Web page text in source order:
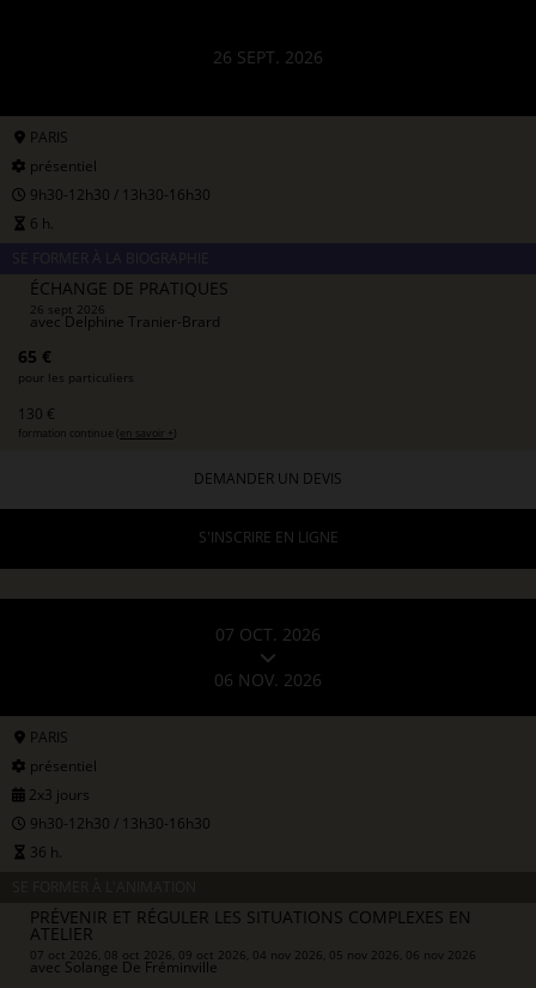
26 SEPT. 2026
PARIS
présentiel
9h30-12h30 / 13h30-16h30
6 h.
ÉCHANGE DE PRATIQUES
26 sept 2026
avec Delphine Tranier-Brard
65 €
pour les particuliers
130 €
formation continue ( en savoir + )
DEMANDER UN DEVIS
S'INSCRIRE EN LIGNE
07 OCT. 2026
06 NOV. 2026
PARIS
présentiel
2x3 jours
9h30-12h30 / 13h30-16h30
36 h.
PRÉVENIR ET RÉGULER LES SITUATIONS COMPLEXES EN
ATELIER
07 oct 2026, 08 oct 2026, 09 oct 2026, 04 nov 2026, 05 nov 2026, 06 nov 2026
avec Solange De Fréminville